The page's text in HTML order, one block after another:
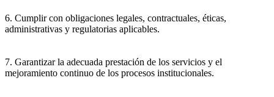
6. Cumplir con obligaciones legales, contractuales, éticas,
administrativas y regulatorias aplicables.
7. Garantizar la adecuada prestación de los servicios y el
mejoramiento continuo de los procesos institucionales.